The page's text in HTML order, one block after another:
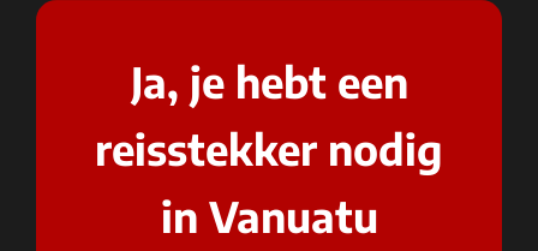
Ja, je hebt een
reisstekker nodig
in Vanuatu